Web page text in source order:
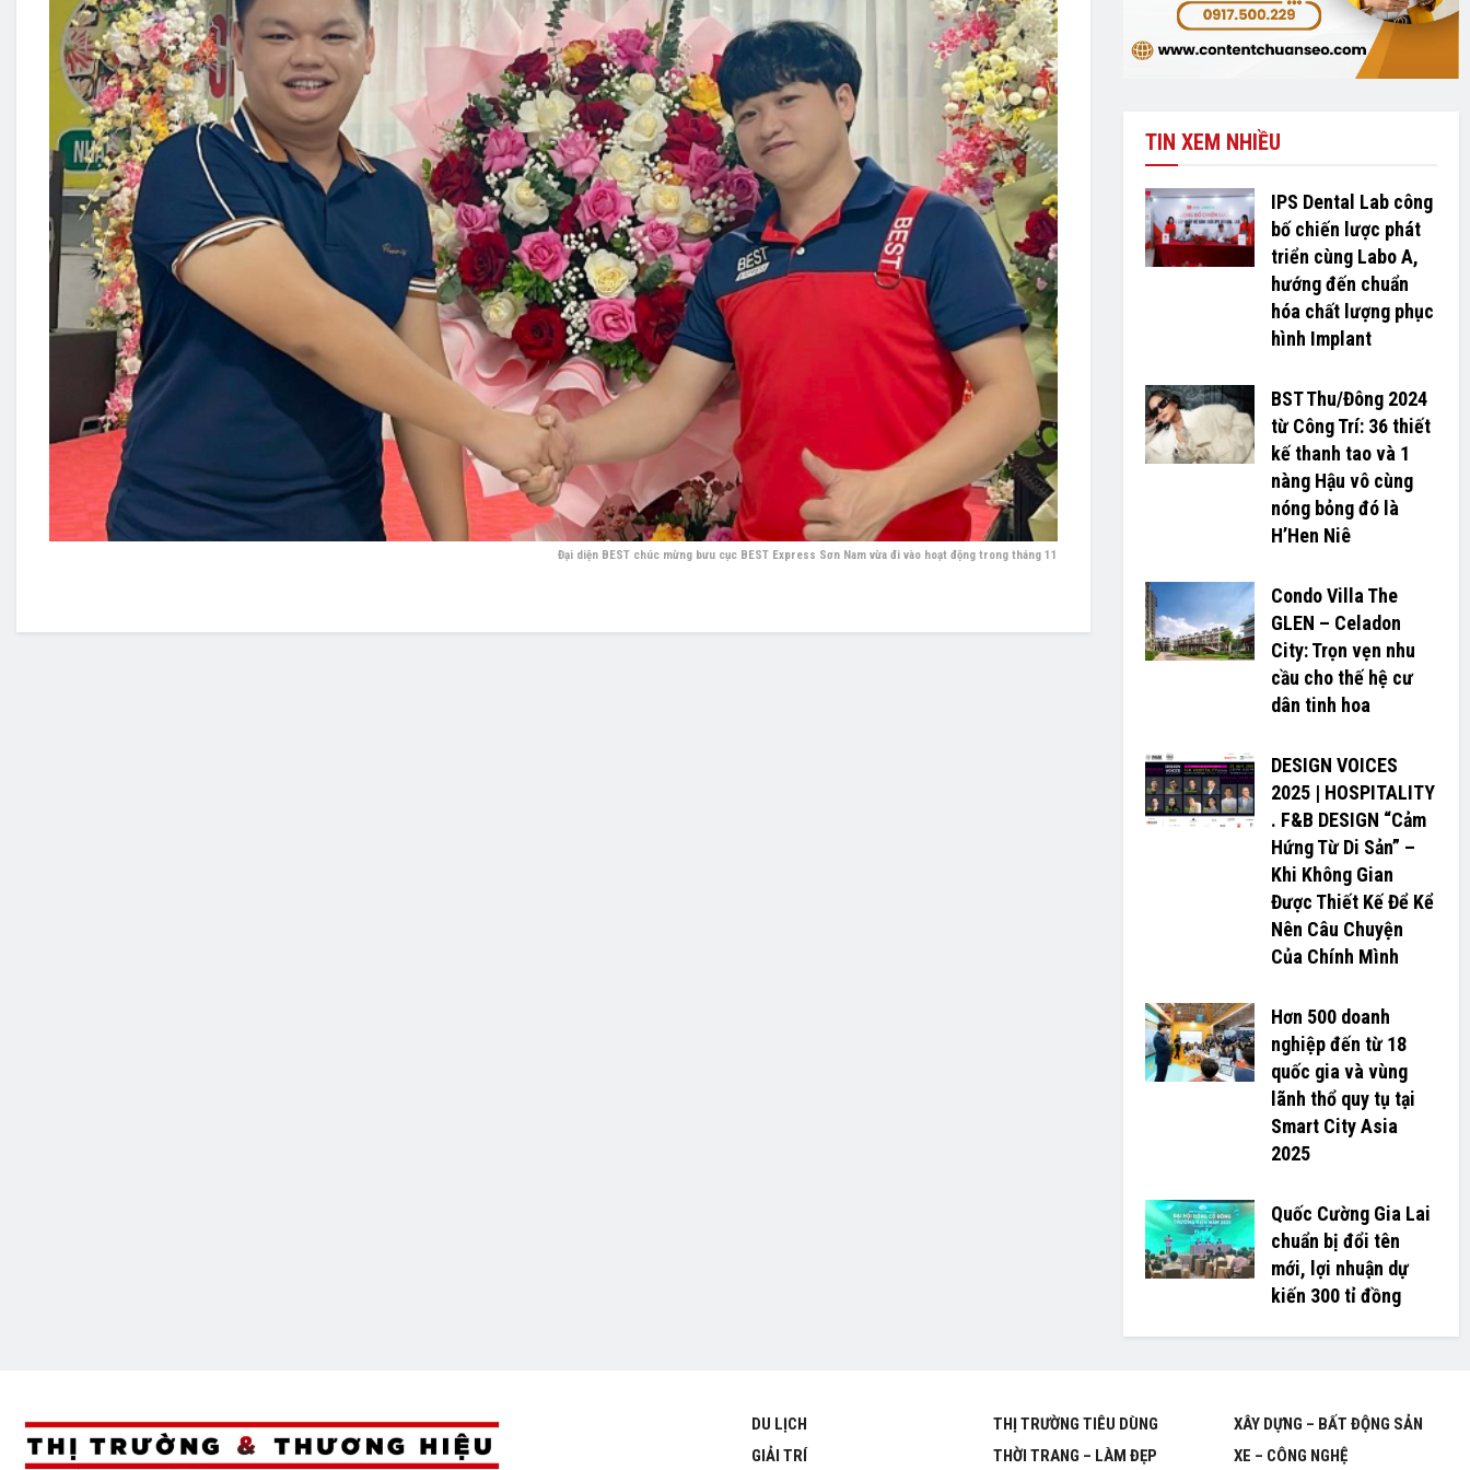
Đại diện BEST chúc mừng bưu cục BEST Express Sơn Nam vừa đi vào hoạt động trong tháng 11
TIN XEM NHIỀU
IPS Dental Lab công
bố chiến lược phát
triển cùng Labo A,
hướng đến chuẩn
hóa chất lượng phục
hình Implant
BST Thu/Đông 2024
từ Công Trí: 36 thiết
kế thanh tao và 1
nàng Hậu vô cùng
nóng bỏng đó là
H’H­­­­en Niê
Condo Villa The
GLEN – Celadon
City: Trọn vẹn nhu
cầu cho thế hệ cư
dân tinh hoa
DESIGN VOICES
2025 | HOSPITALITY
. F&B DESIGN “Cảm
Hứng Từ Di Sản” –
Khi Không Gian
Được Thiết Kế Để Kể
Nên Câu Chuyện
Của Chính Mình
Hơn 500 doanh
nghiệp đến từ 18
quốc gia và vùng
lãnh thổ quy tụ tại
Smart City Asia
2025
Quốc Cường Gia Lai
chuẩn bị đổi tên
mới, lợi nhuận dự
kiến 300 tỉ đồng
DU LỊCH
GIẢI TRÍ
THỊ TRƯỜNG TIÊU DÙNG
THỜI TRANG – LÀM ĐẸP
XÂY DỰNG – BẤT ĐỘNG SẢN
XE – CÔNG NGHỆ